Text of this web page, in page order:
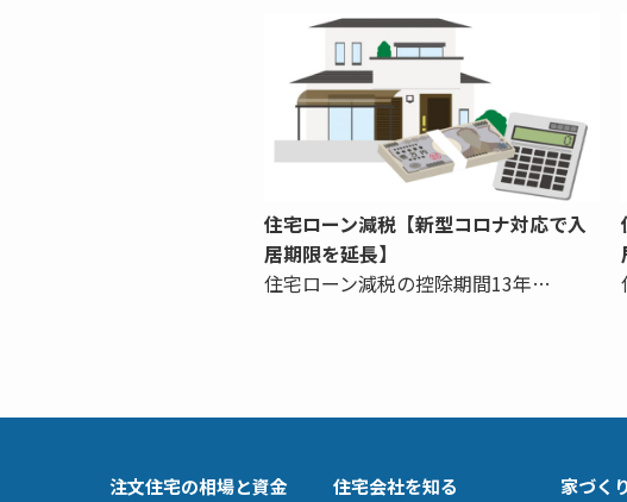
住宅ローン減税【新型コロナ対応で入
居期限を延長】
住宅ローン減税の控除期間13年…
注文住宅の相場と資金 住宅会社を知る 家づく